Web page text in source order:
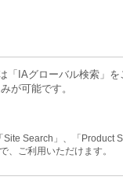
「IAグローバル検索」
が可能です。
Search」、「Product
、ご利用いただけます。